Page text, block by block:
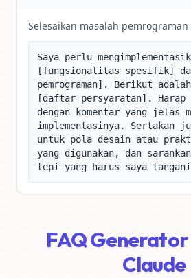
Selesaikan masalah
Saya perlu
[fungsionalitas spesifik]
pemrograman]. Berikut
[daftar persyaratan]. Harap
dengan komentar yang jelas
implementasinya. Sertakan
untuk pola desain atau
yang digunakan, dan
tepi yang harus saya
FAQ
Claude